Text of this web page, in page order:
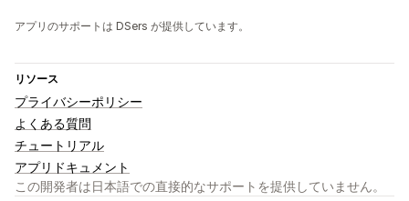
アプリのサポートは DSers が提供しています。
リソース
プライバシーポリシー
よくある質問
チュートリアル
アプリドキュメント
この開発者は日本語での直接的なサポートを提供していません。